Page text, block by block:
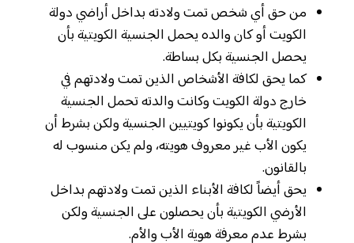
من حق أي شخص تمت ولادته بداخل أراضي دولة
الكويت أو كان والده يحمل الجنسية الكويتية بأن
يحصل الجنسية بكل بساطة.
كما يحق لكافة الأشخاص الذين تمت ولادتهم في
خارج دولة الكويت وكانت والدته تحمل الجنسية
الكويتية بأن يكونوا كويتيين الجنسية ولكن بشرط أن
يكون الأب غير معروف هويته، ولم يكن منسوب له
بالقانون.
يحق أيضاً لكافة الأبناء الذين تمت ولادتهم بداخل
الأرضي الكويتية بأن يحصلون على الجنسية ولكن
بشرط عدم معرفة هوية الأب والأم.